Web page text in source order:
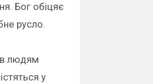
Бог обіцяє
русло.
людям
у